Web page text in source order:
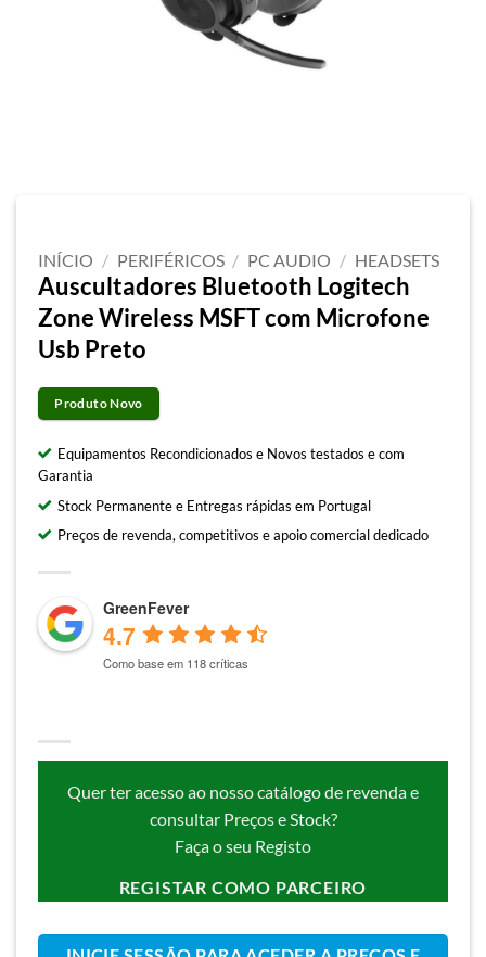
INÍCIO / PERIFÉRICOS / PC AUDIO / HEADSETS
Auscultadores Bluetooth Logitech
Zone Wireless MSFT com Microfone
Usb Preto
Produto Novo
Equipamentos Recondicionados e Novos testados e com
Garantia
Stock Permanente e Entregas rápidas em Portugal
Preços de revenda, competitivos e apoio comercial dedicado
GreenFever
4.7
Como base em 118 críticas
Quer ter acesso ao nosso catálogo de revenda e
consultar Preços e Stock?
Faça o seu Registo
REGISTAR COMO PARCEIRO